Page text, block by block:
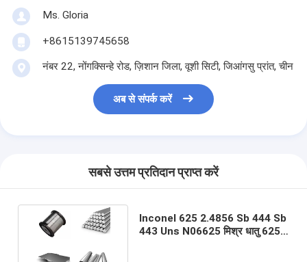
Ms. Gloria
+8615139745658
नंबर 22, नोंगक्सिन्हे रोड, ज़िशान जिला, वूशी सिटी, जिआंगसु प्रांत, चीन
अब से संपर्क करें
सबसे उत्तम प्रतिदान प्राप्त करें
Inconel 625 2.4856 Sb 444 Sb
443 Uns N06625 मिश्र धातु 625